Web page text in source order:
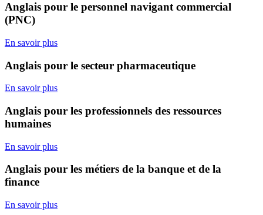
Anglais pour le personnel navigant commercial
(PNC)
En savoir plus
Anglais pour le secteur pharmaceutique
En savoir plus
Anglais pour les professionnels des ressources
humaines
En savoir plus
Anglais pour les métiers de la banque et de la
finance
En savoir plus